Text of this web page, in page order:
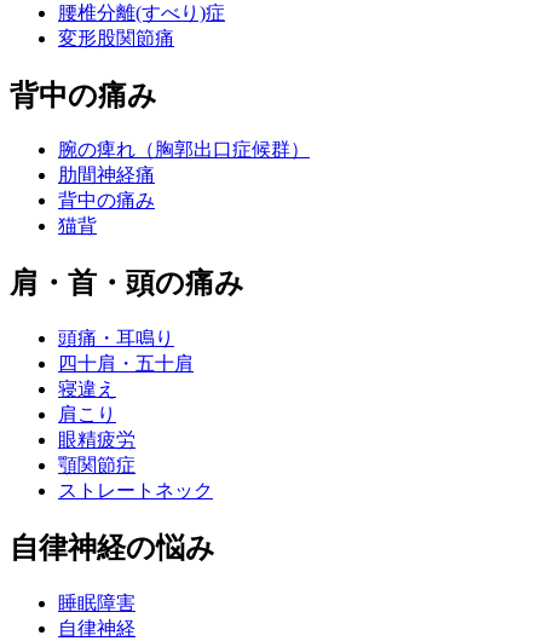
腰椎分離(すべり)症
変形股関節痛
背中の痛み
腕の痺れ（胸郭出口症候群）
肋間神経痛
背中の痛み
猫背
肩・首・頭の痛み
頭痛・耳鳴り
四十肩・五十肩
寝違え
肩こり
眼精疲労
顎関節症
ストレートネック
自律神経の悩み
睡眠障害
自律神経